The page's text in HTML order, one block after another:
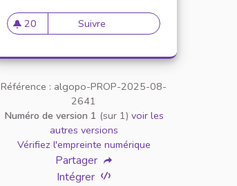
20
20 abonnés
Suivre Lizard Button - Interactive
Référence : algopo-PROP-2025-08-
2641
Numéro de version 1 (sur 1) voir les
autres versions
Vérifiez l'empreinte numérique
Partager
Intégrer